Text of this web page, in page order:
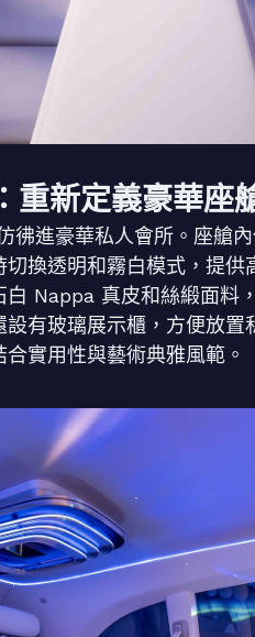
重新定義豪華座
彿進豪華私人會所。座艙
換透明和霧白模式，提
Nappa 真皮和絲緞面料
有玻璃展示櫃，方便放
實用性與藝術典雅風範。